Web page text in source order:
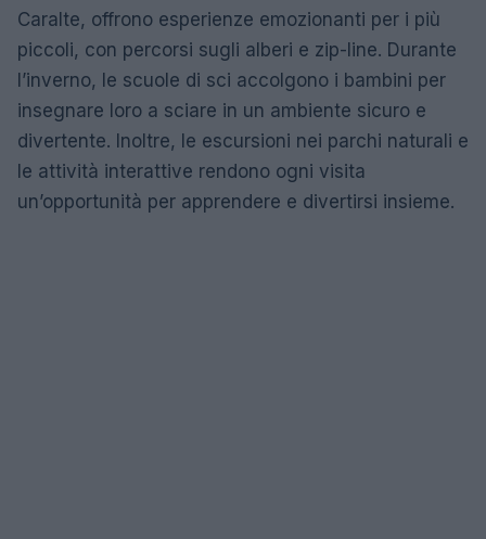
Caralte, offrono esperienze emozionanti per i più
piccoli, con percorsi sugli alberi e zip-line. Durante
l’inverno, le scuole di sci accolgono i bambini per
insegnare loro a sciare in un ambiente sicuro e
divertente. Inoltre, le escursioni nei parchi naturali e
le attività interattive rendono ogni visita
un’opportunità per apprendere e divertirsi insieme.